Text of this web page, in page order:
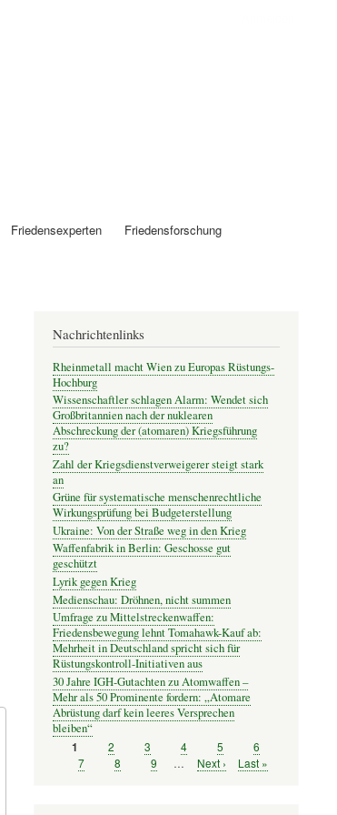
Friedensexperten Friedensforschung
Nachrichtenlinks
Rheinmetall macht Wien zu Europas Rüstungs-
Hochburg
Wissenschaftler schlagen Alarm: Wendet sich
Großbritannien nach der nuklearen
Abschreckung der (atomaren) Kriegsführung
zu?
Zahl der Kriegsdienstverweigerer steigt stark
an
Grüne für systematische menschenrechtliche
Wirkungsprüfung bei Budgeterstellung
Ukraine: Von der Straße weg in den Krieg
Waffenfabrik in Berlin: Geschosse gut
geschützt
Lyrik gegen Krieg
Medienschau: Dröhnen, nicht summen
Umfrage zu Mittelstreckenwaffen:
Friedensbewegung lehnt Tomahawk-Kauf ab:
Mehrheit in Deutschland spricht sich für
Rüstungskontroll-Initiativen aus
30 Jahre IGH-Gutachten zu Atomwaffen –
Mehr als 50 Prominente fordern: „Atomare
Abrüstung darf kein leeres Versprechen
bleiben“
Seitennummerierung
Seite
1 Seite
2 Seite
3 Seite
4 Seite
5 Seite
6
Seite
7 Seite
8 Seite
9 …
Nächste
Next ›
Letzte
Last »